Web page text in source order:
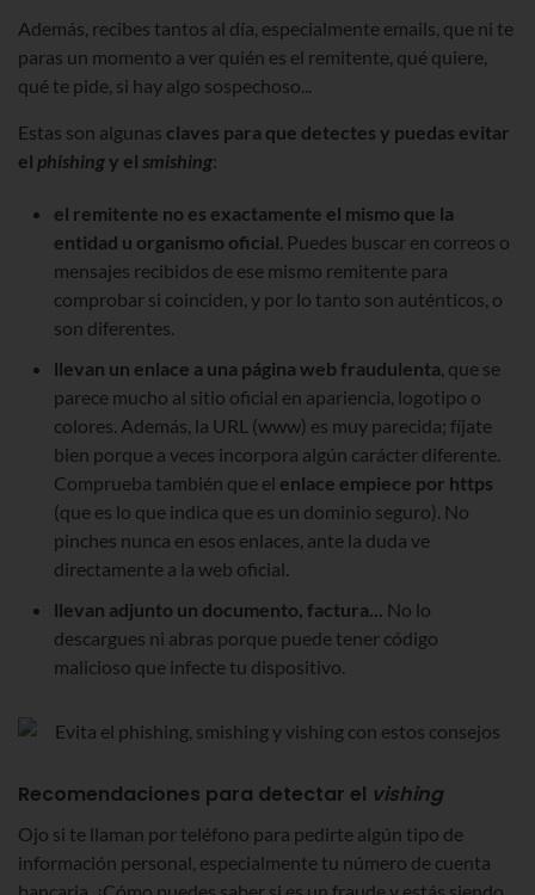
Además, recibes tantos al día, especialmente emails, que ni te
paras un momento a ver quién es el remitente, qué quiere,
qué te pide, si hay algo sospechoso...
Estas son algunas claves para que detectes y puedas evitar
el phishingy el smishing:
el remitente no es exactamente el mismo que la
entidad u organismo oficial. Puedes buscar en correos o
mensajes recibidos de ese mismo remitente para
comprobar si coinciden, y por lo tanto son auténticos, o
son diferentes.
llevan un enlace a una página web fraudulenta, que se
parece mucho al sitio oficial en apariencia, logotipo o
colores. Además, la URL (www) es muy parecida; fíjate
bien porque a veces incorpora algún carácter diferente.
Comprueba también que el enlace empiece por https
(que es lo que indica que es un dominio seguro). No
pinches nunca en esos enlaces, ante la duda ve
directamente a la web oficial.
llevan adjunto un documento, factura... No lo
descargues ni abras porque puede tener código
malicioso que infecte tu dispositivo.
Recomendaciones para detectar el vishing
Ojo si te llaman por teléfono para pedirte algún tipo de
información personal, especialmente tu número de cuenta